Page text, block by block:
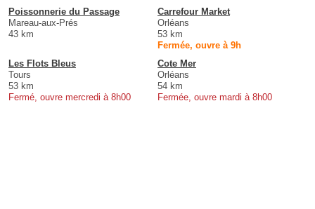
Poissonnerie du Passage
Mareau-aux-Prés
43 km
Carrefour Market
Orléans
53 km
Fermée, ouvre à 9h
Les Flots Bleus
Tours
53 km
Fermé, ouvre mercredi à 8h00
Cote Mer
Orléans
54 km
Fermée, ouvre mardi à 8h00